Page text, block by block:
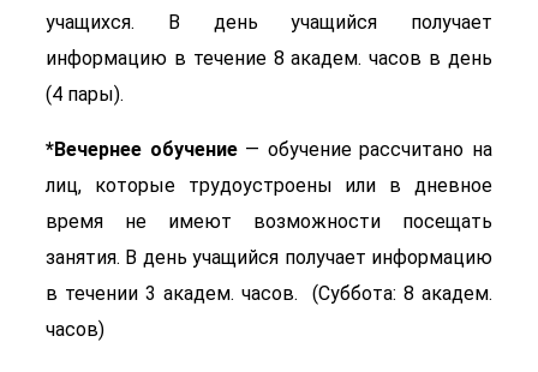
учащихся. В день учащийся получает
информацию в течение 8 академ. часов в день
(4 пары).
*Вечернее обучение — обучение рассчитано на
лиц, которые трудоустроены или в дневное
время не имеют возможности посещать
занятия. В день учащийся получает информацию
в течении 3 академ. часов. (Суббота: 8 академ.
часов)